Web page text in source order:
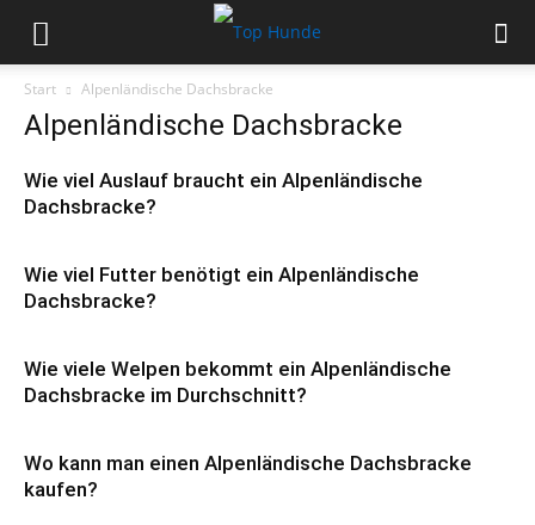
Start Alpenländische Dachsbracke
Alpenländische Dachsbracke
Wie viel Auslauf braucht ein Alpenländische
Dachsbracke?
Wie viel Futter benötigt ein Alpenländische
Dachsbracke?
Wie viele Welpen bekommt ein Alpenländische
Dachsbracke im Durchschnitt?
Wo kann man einen Alpenländische Dachsbracke
kaufen?